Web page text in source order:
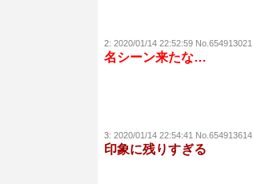
2: 2020/01/14 22:52:59 No.654913021
名シーン来たな…
3: 2020/01/14 22:54:41 No.654913614
印象に残りすぎる